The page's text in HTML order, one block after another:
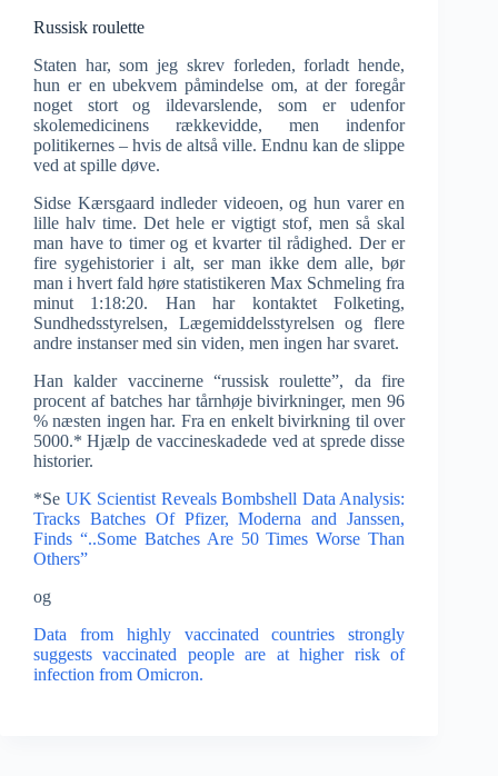
Russisk roulette
Staten har, som jeg skrev forleden, forladt hende,
hun er en ubekvem påmindelse om, at der foregår
noget stort og ildevarslende, som er udenfor
skolemedicinens rækkevidde, men indenfor
politikernes – hvis de altså ville. Endnu kan de slippe
ved at spille døve.
Sidse Kærsgaard indleder videoen, og hun varer en
lille halv time. Det hele er vigtigt stof, men så skal
man have to timer og et kvarter til rådighed. Der er
fire sygehistorier i alt, ser man ikke dem alle, bør
man i hvert fald høre statistikeren Max Schmeling fra
minut 1:18:20. Han har kontaktet Folketing,
Sundhedsstyrelsen, Lægemiddelsstyrelsen og flere
andre instanser med sin viden, men ingen har svaret.
Han kalder vaccinerne “russisk roulette”, da fire
procent af batches har tårnhøje bivirkninger, men 96
% næsten ingen har. Fra en enkelt bivirkning til over
5000.* Hjælp de vaccineskadede ved at sprede disse
historier.
*Se UK Scientist Reveals Bombshell Data Analysis:
Tracks Batches Of Pfizer, Moderna and Janssen,
Finds “..Some Batches Are 50 Times Worse Than
Others”
og
Data from highly vaccinated countries strongly
suggests vaccinated people are at higher risk of
infection from Omicron.